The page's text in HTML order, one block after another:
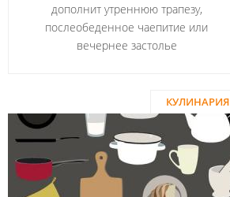
дополнит утреннюю трапезу,
послеобеденное чаепитие или
вечернее застолье
КУЛИНАРИЯ